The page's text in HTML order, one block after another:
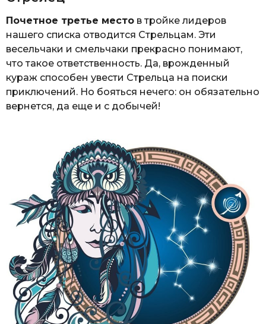
Почетное третье место в тройке лидеров
нашего списка отводится Стрельцам. Эти
весельчаки и смельчаки прекрасно понимают,
что такое ответственность. Да, врожденный
кураж способен увести Стрельца на поиски
приключений. Но бояться нечего: он обязательно
вернется, да еще и с добычей!